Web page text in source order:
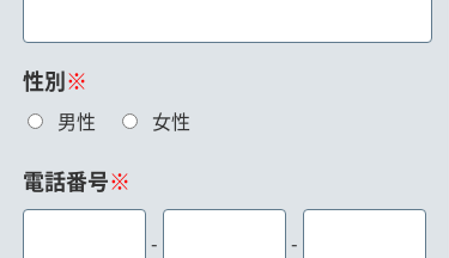
性別※
男性 女性
電話番号※
- -